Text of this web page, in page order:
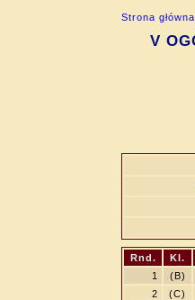
Strona główna
V
Rnd. Kl.
1
(B)
2
(C)